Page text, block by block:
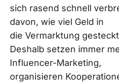
sich rasend schnell
davon, wie viel Geld in
die Vermarktung
Deshalb setzen immer
Influencer-Marketing,
organisieren